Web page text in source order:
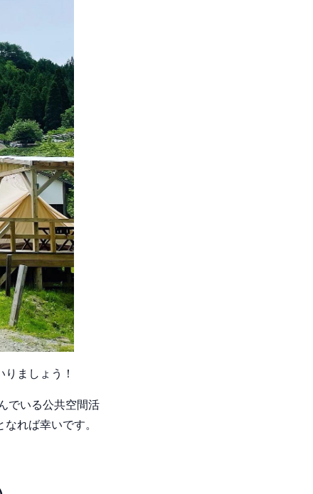
ましょう！
でいる公共空間活
れば幸いです。